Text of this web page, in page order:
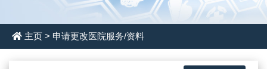
主页 > 申请更改医院服务/资料